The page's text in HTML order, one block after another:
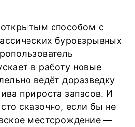
способом с
буровзрывных
в работу новые
ведёт доразведку
прироста запасов. И
сказочно, если бы не
месторождение ―